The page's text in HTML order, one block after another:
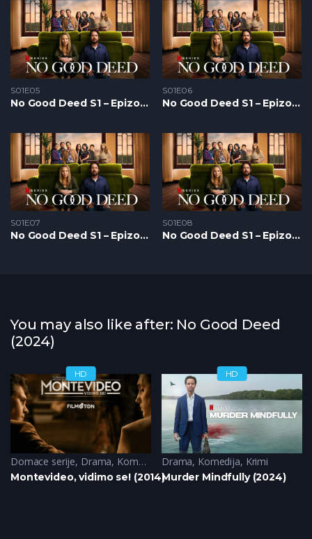
S01E05
No Good Deed S1 – Epizoda 05
S01E06
No Good Deed S1 – Epizoda 06
S01E07
No Good Deed S1 – Epizoda 07
S01E08
No Good Deed S1 – Epizoda 08
You may also like after: No Good Deed
(2024)
Serije
HD
Domace serije, Drama, Komedija
Montevideo, vidimo se! (2014)
HD
Drama, Komedija, Krimi
Murder Mindfully (2024)